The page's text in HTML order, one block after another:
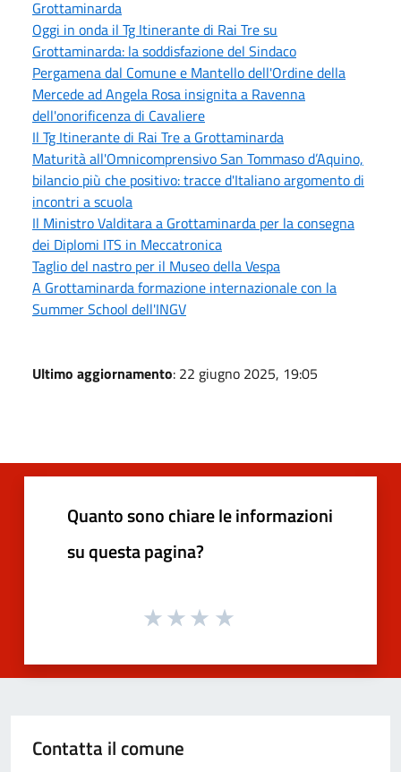
Grottaminarda
Oggi in onda il Tg Itinerante di Rai Tre su
Grottaminarda: la soddisfazione del Sindaco
Pergamena dal Comune e Mantello dell'Ordine della
Mercede ad Angela Rosa insignita a Ravenna
dell'onorificenza di Cavaliere
Il Tg Itinerante di Rai Tre a Grottaminarda
Maturità all'Omnicomprensivo San Tommaso d’Aquino,
bilancio più che positivo: tracce d'Italiano argomento di
incontri a scuola
Il Ministro Valditara a Grottaminarda per la consegna
dei Diplomi ITS in Meccatronica
Taglio del nastro per il Museo della Vespa
A Grottaminarda formazione internazionale con la
Summer School dell'INGV
Ultimo aggiornamento: 22 giugno 2025, 19:05
Quanto sono chiare le informazioni
su questa pagina?
Contatta il comune